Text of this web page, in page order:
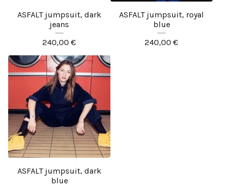
ASFALT jumpsuit, dark
jeans
240,00 €
ASFALT jumpsuit, royal
blue
240,00 €
ASFALT jumpsuit, dark
blue